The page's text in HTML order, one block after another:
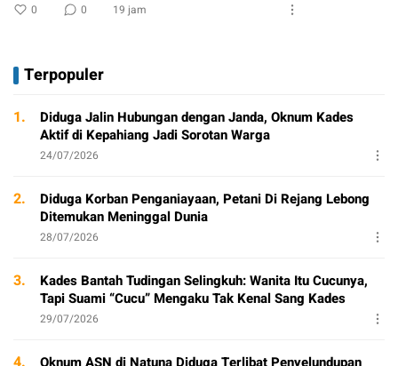
0 0 19 jam
Terpopuler
1.
Diduga Jalin Hubungan dengan Janda, Oknum Kades
Aktif di Kepahiang Jadi Sorotan Warga
24/07/2026
2.
Diduga Korban Penganiayaan, Petani Di Rejang Lebong
Ditemukan Meninggal Dunia
28/07/2026
3.
Kades Bantah Tudingan Selingkuh: Wanita Itu Cucunya,
Tapi Suami “Cucu” Mengaku Tak Kenal Sang Kades
29/07/2026